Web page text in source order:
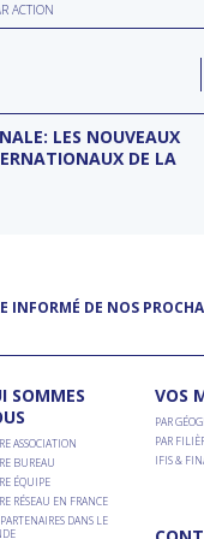
ACTION
LES NOUVEAUX
DE LA
INFORMÉ DE NOS
SOMMES
ASSOCIATION
BUREAU
ÉQUIPE
RÉSEAU EN FRANCE
DANS LE
VOS
PAR
PAR
IFIS &